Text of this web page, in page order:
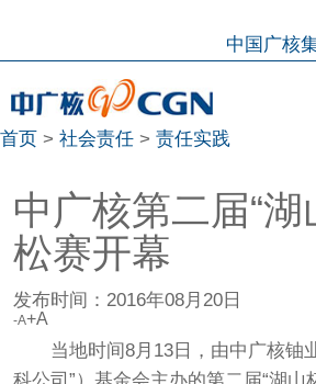
中国广核
首页 > 社会责任 > 责任实践
中广核第二届“湖
松赛开幕
发布时间： 2016年08月20日
-A+A
当地时间8月13日，由中广核铀